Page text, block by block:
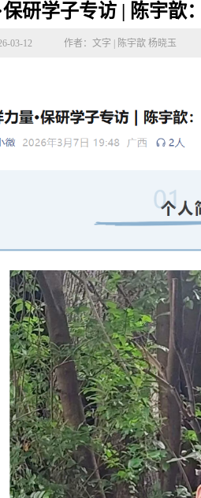
保研学子专访 | 陈宇歆
03-12 作者：文字 | 陈宇歆 杨晓玉